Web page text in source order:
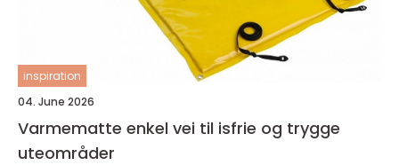
inspiration
04. June 2026
Varmematte enkel vei til isfrie og trygge
uteområder